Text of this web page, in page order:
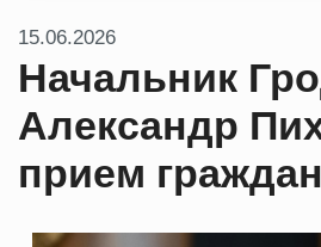
15.06.2026
Начальник
Александр
прием граждан